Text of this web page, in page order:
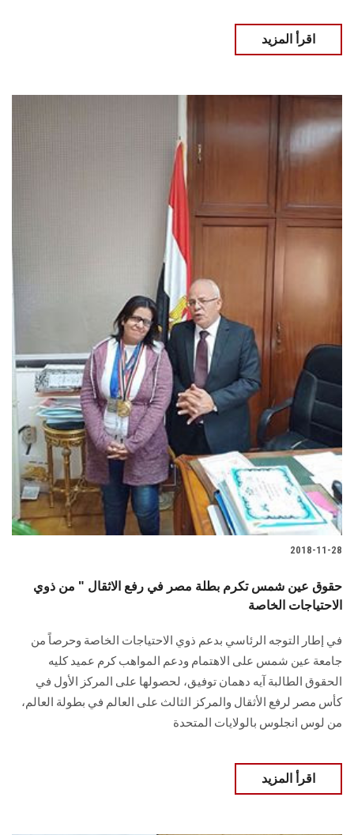
اقرأ المزيد
2018-11-28
حقوق عين شمس تكرم بطلة مصر في رفع الاثقال " من ذوي
الاحتياجات الخاصة
في إطار التوجه الرئاسي بدعم ذوي الاحتياجات الخاصة وحرصاً من
جامعة عين شمس على الاهتمام ودعم المواهب كرم عميد كليه
الحقوق الطالبة آيه دهمان توفيق، لحصولها على المركز الأول في
كأس مصر لرفع الأثقال والمركز الثالث على العالم في بطولة العالم،
من لوس انجلوس بالولايات المتحدة
اقرأ المزيد